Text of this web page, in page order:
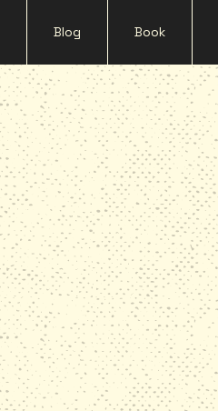
Blog Book